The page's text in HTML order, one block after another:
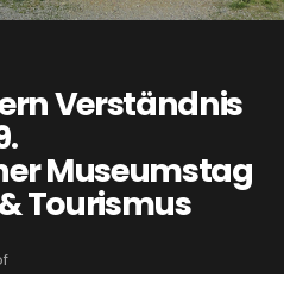
Verständnis
Museumstag
Tourismus